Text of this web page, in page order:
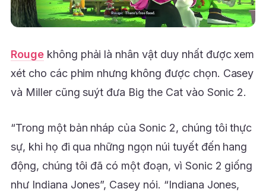
Rougekhông phải là nhân vật duy nhất được xem
xét cho các phim nhưng không được chọn. Casey
và Miller cũng suýt đưa Big the Cat vào Sonic 2.
“Trong một bản nháp của Sonic 2, chúng tôi thực
sự, khi họ đi qua những ngọn núi tuyết đến hang
động, chúng tôi đã có một đoạn, vì Sonic 2 giống
như Indiana Jones”, Casey nói. “Indiana Jones,